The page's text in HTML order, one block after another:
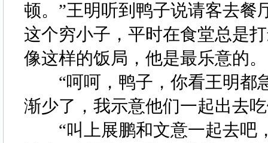
顿。”王明听到鸭子说请客去餐
这个穷小子，平时在食堂总是
像这样的饭局，他是最乐意的
“呵呵，鸭子，你看王明都
渐少了，我示意他们一起出去
“叫上展鹏和文意一起去吧